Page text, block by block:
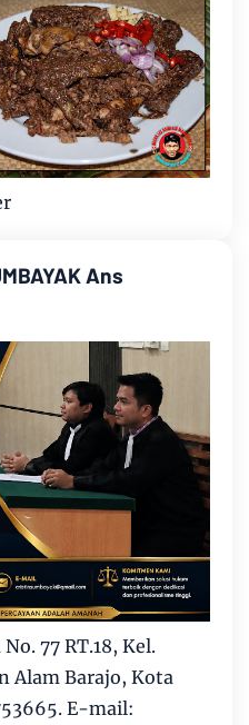
Ans
77 RT.18, Kel.
Alam Barajo, Kota
E-mail: